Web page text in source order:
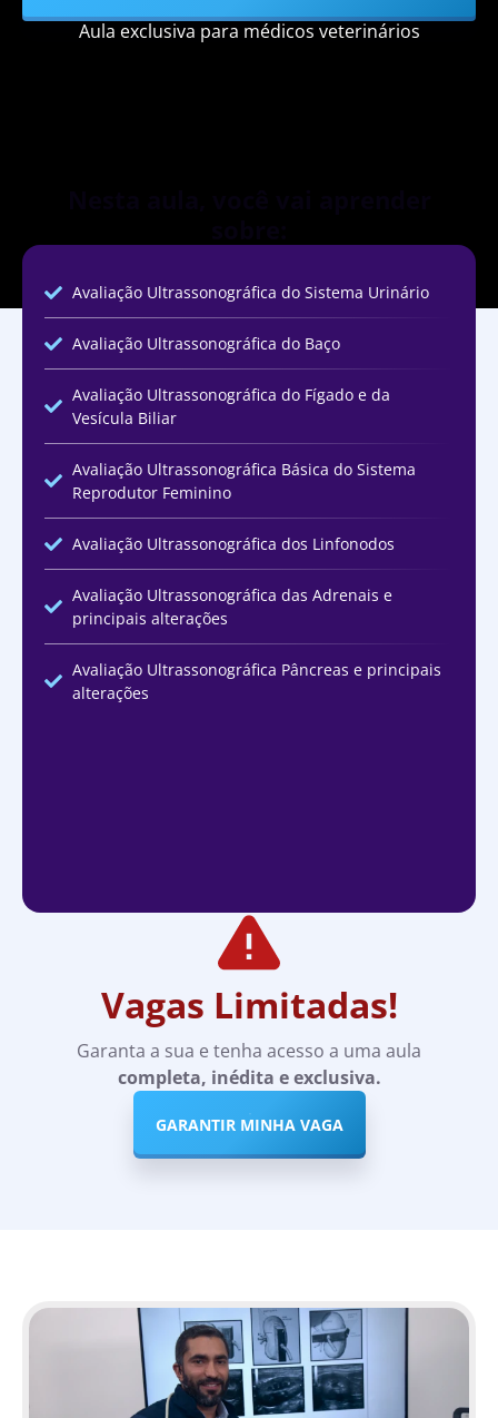
Aula exclusiva para médicos veterinários
Avaliação Ultrassonográfica do Sistema Urinário
Avaliação Ultrassonográfica do Baço
Avaliação Ultrassonográfica do Fígado e da
Vesícula Biliar
Avaliação Ultrassonográfica Básica do Sistema
Reprodutor Feminino
Avaliação Ultrassonográfica dos Linfonodos
Avaliação Ultrassonográfica das Adrenais e
principais alterações
Avaliação Ultrassonográfica Pâncreas e principais
alterações
Vagas Limitadas!
Garanta a sua e tenha acesso a uma aula
completa, inédita e exclusiva.
GARANTIR MINHA VAGA